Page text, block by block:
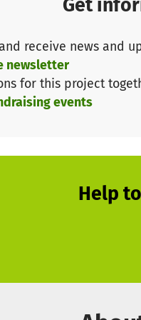
Engagement
mit Ihnen
uns neue Türen!
Tisch, an dem er
aufgelistet. Sie
Get
receive news and
newsletter
for this project
events
Help